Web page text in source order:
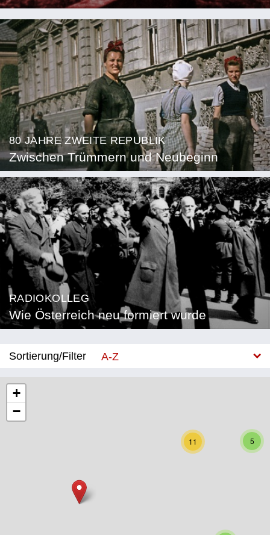
80 JAHRE ZWEITE REPUBLIK
Zwischen Trümmern und Neubeginn
RADIOKOLLEG
Wie Österreich neu formiert wurde
Sortierung/Filter
A-Z
11 5
+
−